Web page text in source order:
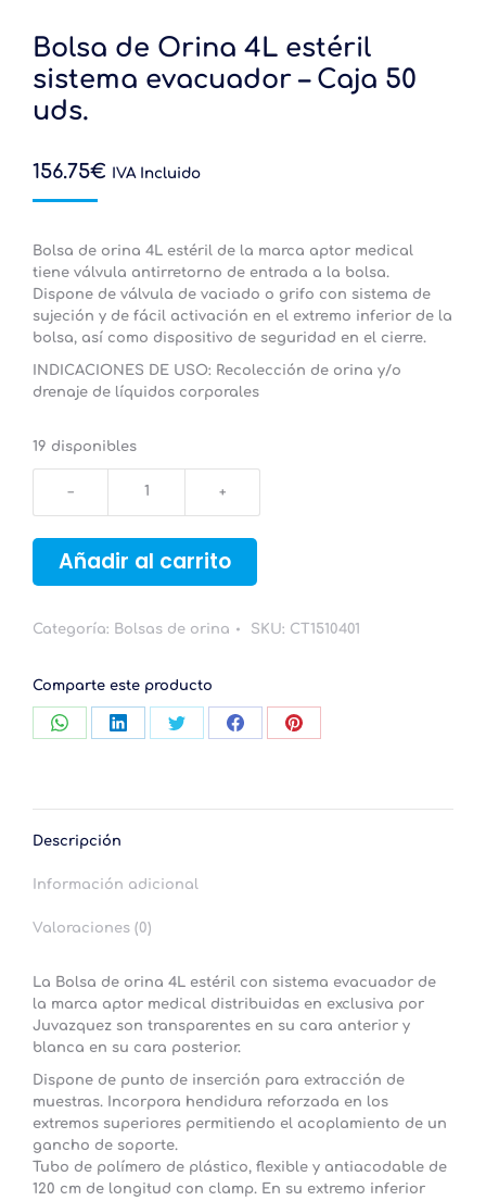
Bolsa de Orina 4L estéril
sistema evacuador – Caja 50
uds.
156.75€ IVA Incluido
Bolsa de orina 4L estéril de la marca aptor medical
tiene válvula antirretorno de entrada a la bolsa.
Dispone de válvula de vaciado o grifo con sistema de
sujeción y de fácil activación en el extremo inferior de la
bolsa, así como dispositivo de seguridad en el cierre.
INDICACIONES DE USO: Recolección de orina y/o
drenaje de líquidos corporales
19 disponibles
Orina
4L
estéril
sistema
-
uds.
cantidad
Añadir al carrito
Categoría: Bolsas de orina SKU: CT1510401
Comparte este producto
CompartirCompartirCompartirCompartirCompartir
Descripción
Información adicional
Valoraciones (0)
La Bolsa de orina 4L estéril con sistema evacuador de
la marca aptor medical distribuidas en exclusiva por
Juvazquez son transparentes en su cara anterior y
blanca en su cara posterior.
Dispone de punto de inserción para extracción de
muestras. Incorpora hendidura reforzada en los
extremos superiores permitiendo el acoplamiento de un
gancho de soporte.
Tubo de polímero de plástico, flexible y antiacodable de
120 cm de longitud con clamp. En su extremo inferior